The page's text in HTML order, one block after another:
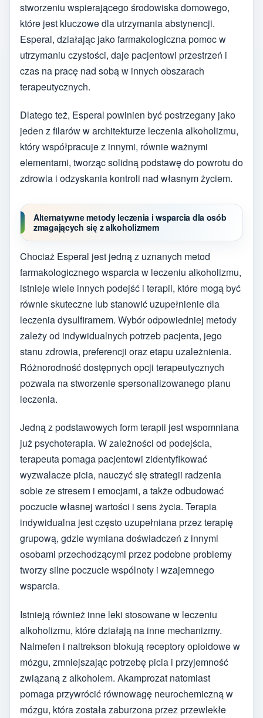
stworzeniu wspierającego środowiska domowego,
które jest kluczowe dla utrzymania abstynencji.
Esperal, działając jako farmakologiczna pomoc w
utrzymaniu czystości, daje pacjentowi przestrzeń i
czas na pracę nad sobą w innych obszarach
terapeutycznych.
Dlatego też, Esperal powinien być postrzegany jako
jeden z filarów w architekturze leczenia alkoholizmu,
który współpracuje z innymi, równie ważnymi
elementami, tworząc solidną podstawę do powrotu do
zdrowia i odzyskania kontroli nad własnym życiem.
Alternatywne metody leczenia i wsparcia dla osób
zmagających się z alkoholizmem
Chociaż Esperal jest jedną z uznanych metod
farmakologicznego wsparcia w leczeniu alkoholizmu,
istnieje wiele innych podejść i terapii, które mogą być
równie skuteczne lub stanowić uzupełnienie dla
leczenia dysulfiramem. Wybór odpowiedniej metody
zależy od indywidualnych potrzeb pacjenta, jego
stanu zdrowia, preferencji oraz etapu uzależnienia.
Różnorodność dostępnych opcji terapeutycznych
pozwala na stworzenie spersonalizowanego planu
leczenia.
Jedną z podstawowych form terapii jest wspomniana
już psychoterapia. W zależności od podejścia,
terapeuta pomaga pacjentowi zidentyfikować
wyzwalacze picia, nauczyć się strategii radzenia
sobie ze stresem i emocjami, a także odbudować
poczucie własnej wartości i sens życia. Terapia
indywidualna jest często uzupełniana przez terapię
grupową, gdzie wymiana doświadczeń z innymi
osobami przechodzącymi przez podobne problemy
tworzy silne poczucie wspólnoty i wzajemnego
wsparcia.
Istnieją również inne leki stosowane w leczeniu
alkoholizmu, które działają na inne mechanizmy.
Nalmefen i naltrekson blokują receptory opioidowe w
mózgu, zmniejszając potrzebę picia i przyjemność
związaną z alkoholem. Akamprozat natomiast
pomaga przywrócić równowagę neurochemiczną w
mózgu, która została zaburzona przez przewlekłe